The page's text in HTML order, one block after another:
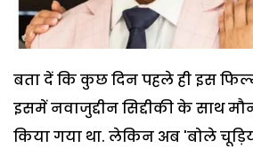
बता दें कि कुछ दिन पहले ही इस
इसमें नवाजुद्दीन सिद्दीकी के साथ
किया गया था. लेकिन अब 'बोले